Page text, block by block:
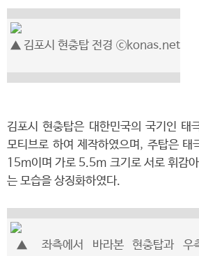
▲ 김포시 현충탑 전경 ⓒkonas.net
김포시 현충탑은 대한민국의 국기인 태
모티브로 하여 제작하였으며, 주탑은 태
15m이며 가로 5.5m 크기로 서로 휘감
는 모습을 상징화하였다.
▲ 좌측에서 바라본 현충탑과 우